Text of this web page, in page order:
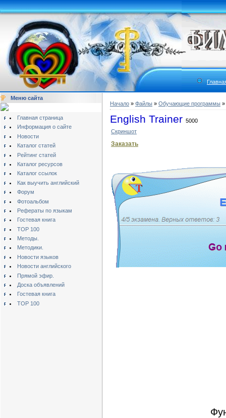
Меню сайта
Главная страница
Информация о сайте
Новости
Каталог статей
Рейтинг статей
Каталог ресурсов
Каталог ссылок
Как выучить английский
Форум
Фотоальбом
Рефераты по языкам
Гостевая книга
TOP 100
Методы.
Методики.
Новости языков
Новости английского
Прямой эфир.
Доска объявлений
Гостевая книга
TOP 100
Начало » Файлы » Обучающие программы »
English Trainer 5000
Скриншот
Заказать